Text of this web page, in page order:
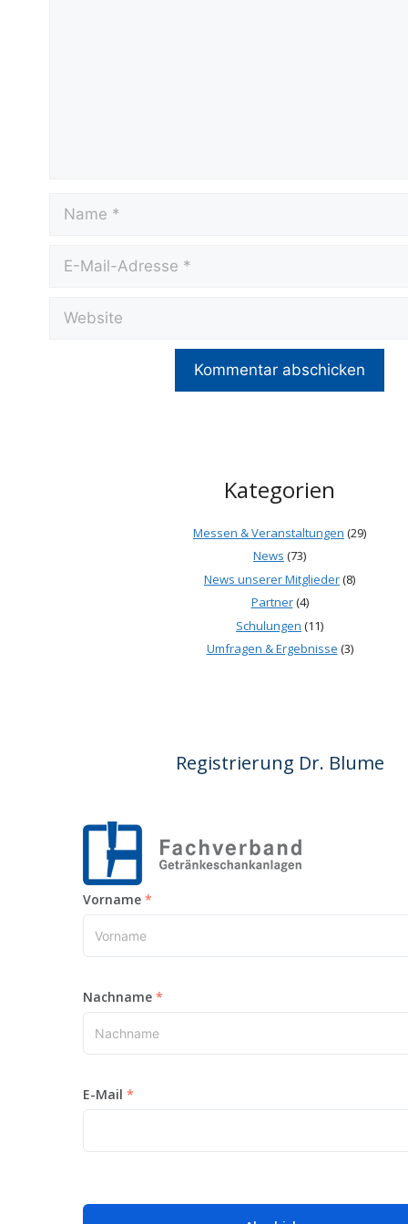
Mail-
Kategorien
Messen & Veranstaltungen (29)
News (73)
News unserer Mitglieder(8)
Partner(4)
Schulungen (11)
Umfragen & Ergebnisse (3)
Registrierung Dr. Blume
Vorname
Nachname
E-Mail